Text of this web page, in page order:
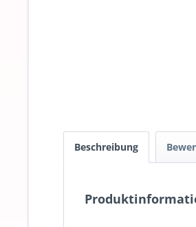
Beschreibung